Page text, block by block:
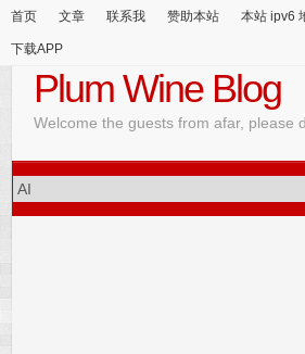
首页 文章 联系我 赞助本站 本站 ipv6
下载APP
Plum Wine Blog
Welcome the guests from afar, please